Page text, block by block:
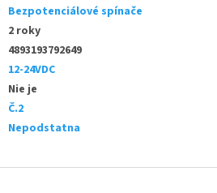
Bezpotenciálové spínače
2 roky
4893193792649
12-24VDC
Nie je
Č.2
Nepodstatna